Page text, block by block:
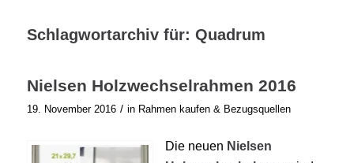
Schlagwortarchiv für: Quadrum
Nielsen Holzwechselrahmen 2016
19. November 2016 / in Rahmen kaufen & Bezugsquellen
Die neuen Nielsen